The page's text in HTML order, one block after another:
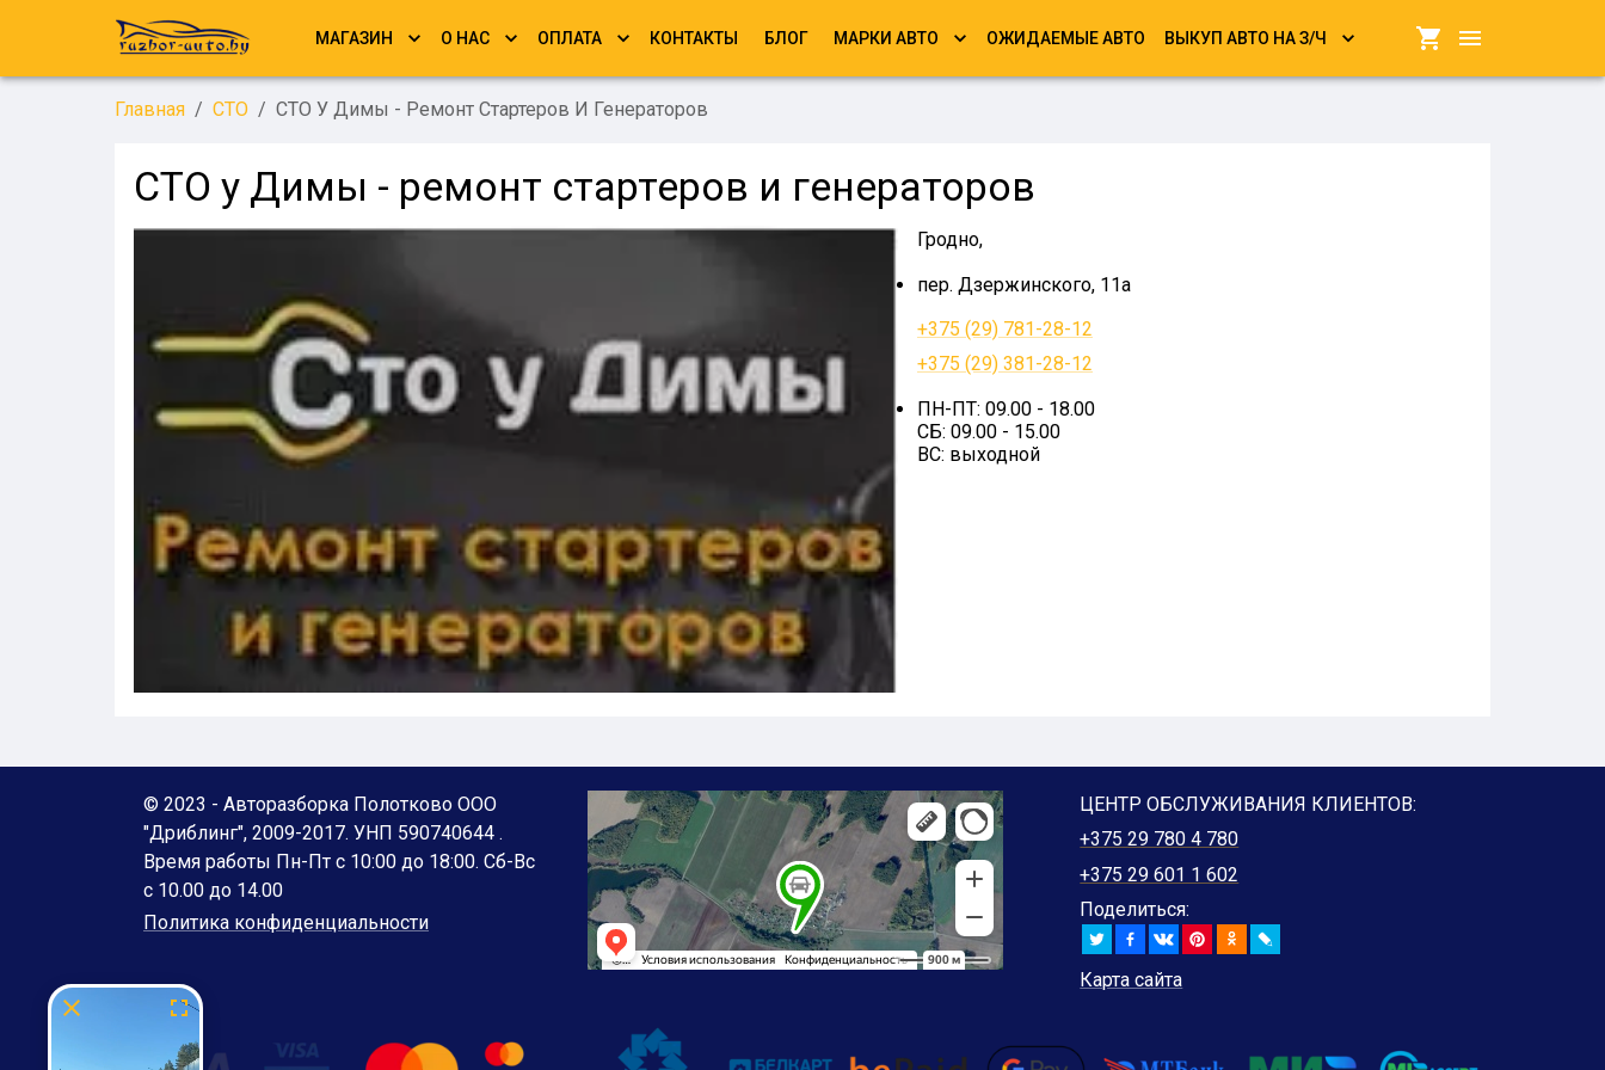
МАГАЗИН О НАС ОПЛАТА КОНТАКТЫ БЛОГ МАРКИ АВТО ОЖИДАЕМЫЕ АВТО ВЫКУП АВТО НА З/Ч
Главная / СТО / СТО У Димы - Ремонт Стартеров И Генераторов
СТО у Димы - ремонт стартеров и генераторов
Гродно,
пер. Дзержинского, 11а
+375 (29) 781-28-12
+375 (29) 381-28-12
ПН-ПТ: 09.00 - 18.00
СБ: 09.00 - 15.00
ВС: выходной
© 2023 - Авторазборка Полотково ООО
"Дриблинг", 2009-2017. УНП 590740644 .
Время работы Пн-Пт с 10:00 до 18:00. Сб-Вс
с 10.00 до 14.00
Политика конфиденциальности
ЦЕНТР ОБСЛУЖИВАНИЯ КЛИЕНТОВ:
+375 29 780 4 780
+375 29 601 1 602
Поделиться:
Карта сайта